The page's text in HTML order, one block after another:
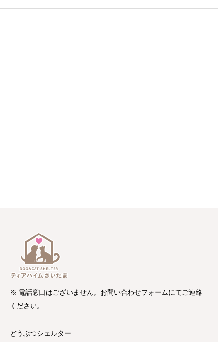
※ 電話窓口はございません。お問い合わせフォームにてご連絡
ください。
どうぶつシェルター